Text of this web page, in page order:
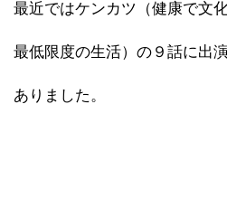
最近ではケンカツ（健康で文
最低限度の生活）の９話に出
ありました。